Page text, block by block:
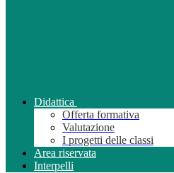
Didattica
Offerta formativa
Valutazione
I progetti delle classi
Area riservata
Interpelli